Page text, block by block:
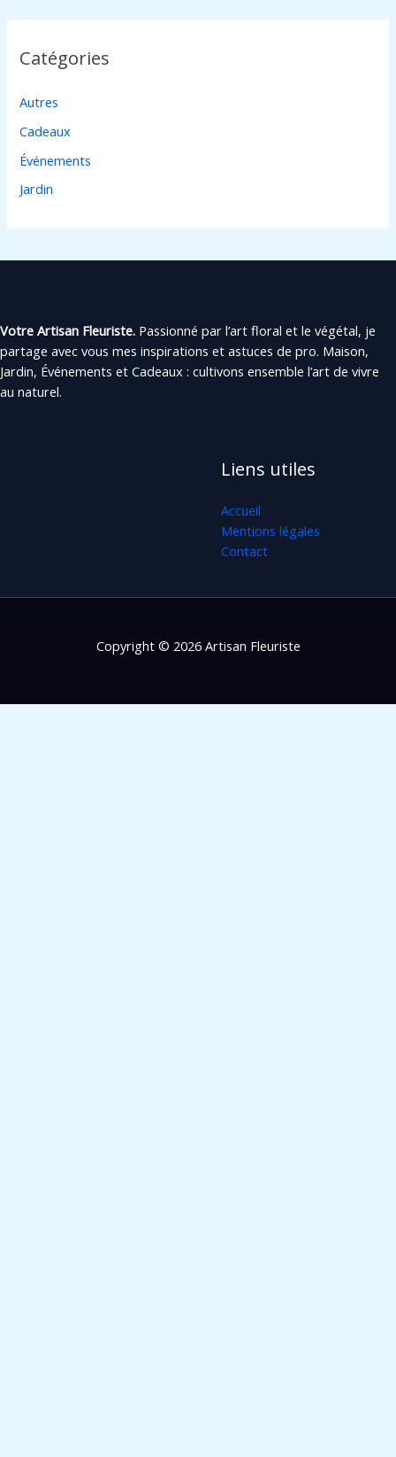
Catégories
Autres
Cadeaux
Événements
Jardin
Votre Artisan Fleuriste. Passionné par l’art floral et le végétal, je
partage avec vous mes inspirations et astuces de pro. Maison,
Jardin, Événements et Cadeaux : cultivons ensemble l’art de vivre
au naturel.
Liens utiles
Accueil
Mentions légales
Contact
Copyright © 2026 Artisan Fleuriste